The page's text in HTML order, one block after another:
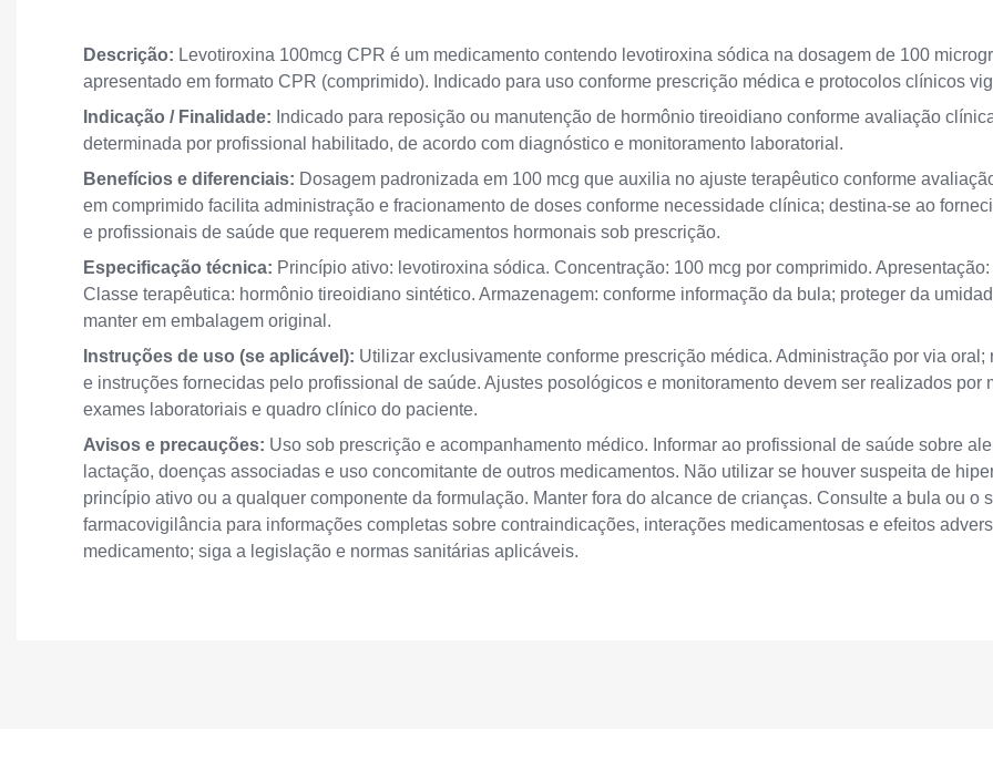
Descrição: Levotiroxina 100mcg CPR é um medicamento contendo levotiroxina sódica na dosagem de 100
apresentado em formato CPR (comprimido). Indicado para uso conforme prescrição médica e protocolos clínicos
Indicação / Finalidade: Indicado para reposição ou manutenção de hormônio tireoidiano conforme avaliação
determinada por profissional habilitado, de acordo com diagnóstico e monitoramento laboratorial.
Benefícios e diferenciais: Dosagem padronizada em 100 mcg que auxilia no ajuste terapêutico conforme
em comprimido facilita administração e fracionamento de doses conforme necessidade clínica; destina-se ao
e profissionais de saúde que requerem medicamentos hormonais sob prescrição.
Especificação técnica: Princípio ativo: levotiroxina sódica. Concentração: 100 mcg por comprimido.
Classe terapêutica: hormônio tireoidiano sintético. Armazenagem: conforme informação da bula; proteger da
manter em embalagem original.
Instruções de uso (se aplicável): Utilizar exclusivamente conforme prescrição médica. Administração por via oral;
e instruções fornecidas pelo profissional de saúde. Ajustes posológicos e monitoramento devem ser realizados por
exames laboratoriais e quadro clínico do paciente.
Avisos e precauções: Uso sob prescrição e acompanhamento médico. Informar ao profissional de saúde sobre
lactação, doenças associadas e uso concomitante de outros medicamentos. Não utilizar se houver suspeita de
princípio ativo ou a qualquer componente da formulação. Manter fora do alcance de crianças. Consulte a bula ou o
farmacovigilância para informações completas sobre contraindicações, interações medicamentosas e efeitos
medicamento; siga a legislação e normas sanitárias aplicáveis.